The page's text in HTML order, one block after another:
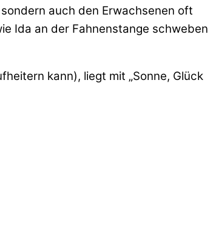
auch den Erwachsenen oft
Ida an der Fahnenstange schweben
kann), liegt mit „Sonne, Glück